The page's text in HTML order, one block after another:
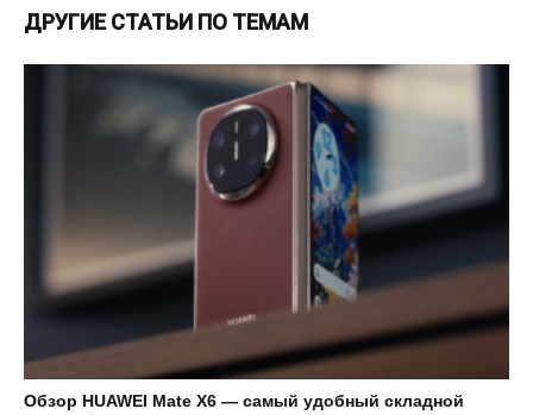
ДРУГИЕ СТАТЬИ ПО ТЕМАМ
Обзор HUAWEI Mate X6 — самый удобный складной